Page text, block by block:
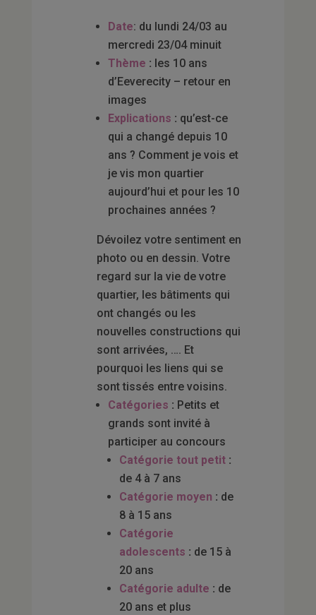
Date: du lundi 24/03 au
mercredi 23/04 minuit
Thème : les 10 ans
d’Eeverecity – retour en
images
Explications : qu’est-ce
qui a changé depuis 10
ans ? Comment je vois et
je vis mon quartier
aujourd’hui et pour les 10
prochaines années ?
Dévoilez votre sentiment en
photo ou en dessin. Votre
regard sur la vie de votre
quartier, les bâtiments qui
ont changés ou les
nouvelles constructions qui
sont arrivées, …. Et
pourquoi les liens qui se
sont tissés entre voisins.
Catégories : Petits et
grands sont invité à
participer au concours
Catégorie tout petit :
de 4 à 7 ans
Catégorie moyen : de
8 à 15 ans
Catégorie
adolescents : de 15 à
20 ans
Catégorie adulte : de
20 ans et plus